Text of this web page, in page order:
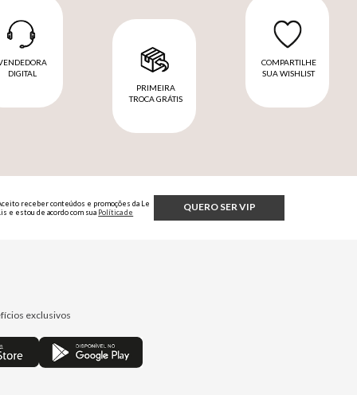
DIGITAL
PRIMEIRA
TROCA GRÁTIS
COMPARTILHE
SUA WISHLIST
QUERO SER VIP
receber conteúdos e promoções da Le
e estou de acordo com sua Política de
exclusivos